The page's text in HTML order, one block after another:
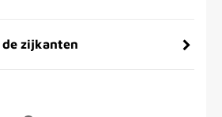
zijkanten